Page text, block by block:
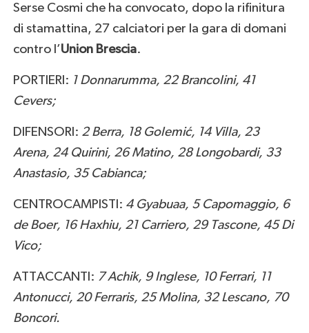
Serse Cosmi che ha convocato, dopo la rifinitura
di stamattina, 27 calciatori per la gara di domani
contro l’Union Brescia.
PORTIERI: 1 Donnarumma, 22 Brancolini, 41
Cevers;
DIFENSORI: 2 Berra, 18 Golemić, 14 Villa, 23
Arena, 24 Quirini, 26 Matino, 28 Longobardi, 33
Anastasio, 35 Cabianca;
CENTROCAMPISTI: 4 Gyabuaa, 5 Capomaggio, 6
de Boer, 16 Haxhiu, 21 Carriero, 29 Tascone, 45 Di
Vico;
ATTACCANTI: 7 Achik, 9 Inglese, 10 Ferrari, 11
Antonucci, 20 Ferraris, 25 Molina, 32 Lescano, 70
Boncori.